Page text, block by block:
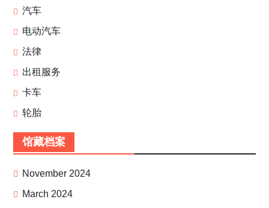
汽车
电动汽车
法律
出租服务
卡车
轮胎
馆藏档案
November 2024
March 2024